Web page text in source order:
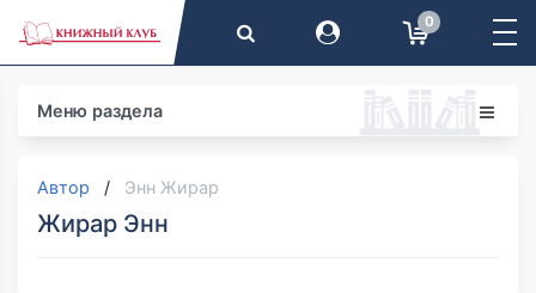
0
Меню раздела
Автор Энн Жирар
Жирар Энн